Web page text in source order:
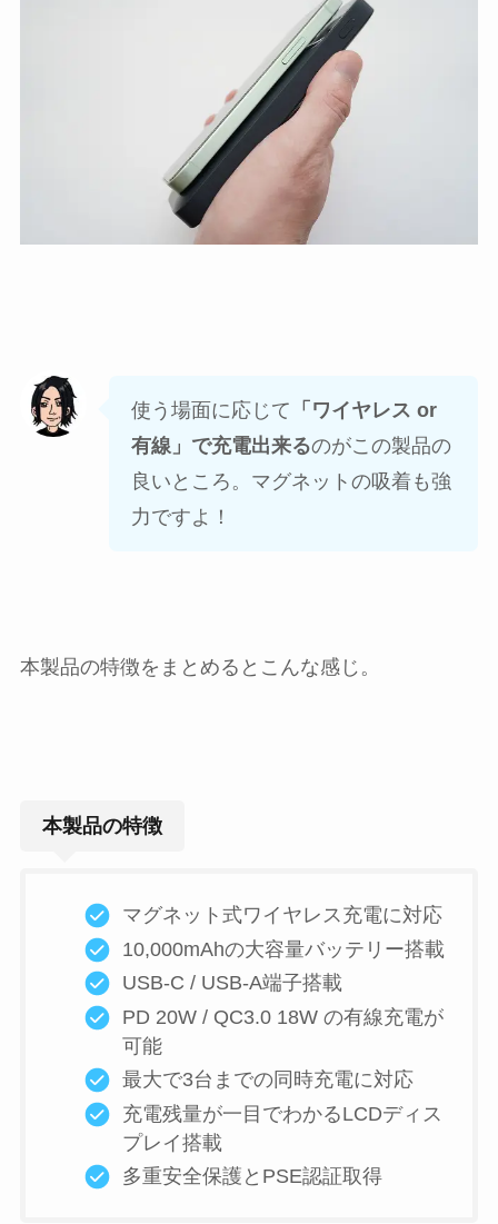
使う場面に応じて 「ワイヤレス or
有線」で充電出来るのがこの製品の
良いところ。マグネットの吸着も強
力ですよ！
本製品の特徴をまとめるとこんな感じ。
本製品の特徴
マグネット式ワイヤレス充電に対応
10,000mAhの大容量バッテリー搭載
USB-C / USB-A端子搭載
PD 20W / QC3.0 18W の有線充電が
可能
最大で3台までの同時充電に対応
充電残量が一目でわかるLCDディス
プレイ搭載
多重安全保護とPSE認証取得